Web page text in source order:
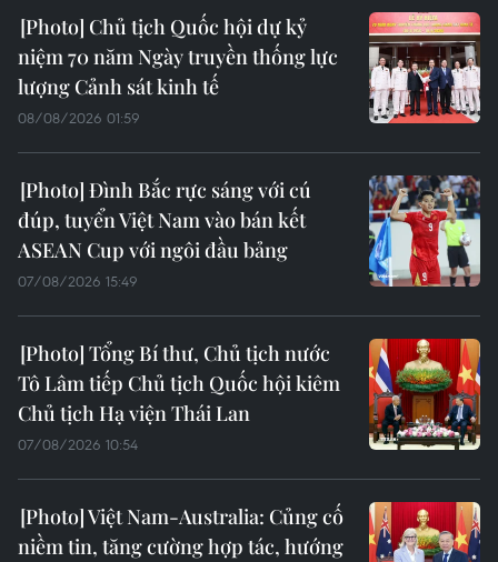
Chủ tịch Quốc hội dự kỷ
niệm 70 năm Ngày truyền thống lực
lượng Cảnh sát kinh tế
08/08/2026 01:59
Đình Bắc rực sáng với cú
đúp, tuyển Việt Nam vào bán kết
ASEAN Cup với ngôi đầu bảng
07/08/2026 15:49
Tổng Bí thư, Chủ tịch nước
Tô Lâm tiếp Chủ tịch Quốc hội kiêm
Chủ tịch Hạ viện Thái Lan
07/08/2026 10:54
Việt Nam-Australia: Củng cố
niềm tin, tăng cường hợp tác, hướng